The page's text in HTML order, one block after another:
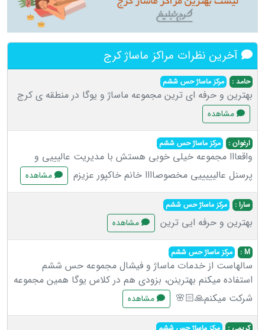
آخرین نظرات مراکز ماساژ کرج
حامد : مرکز ماساژ حس ششم
بهترین و حرفه ای ترین مجموعه ماساژ و یوگا در منطقه ی کرج
مشاهده
ارغوان : مرکز ماساژ حس ششم
واقعااا مجموعه خیلی خوبی هستش با مدیریت عالیییی و
پرسنل عالیییییی مخصوصاااا خانم خاکپور عزیزم
مشاهده
سارا : مرکز ماساژ حس ششم
بهترین و حرفه ایی ترین مشاهده
M : مرکز ماساژ حس ششم
سالهاست از خدمات ماساژ و فیشال مجموعه حس ششم
استفاده میکنم بهترینن، بزودی هم در کلاس یوگا همین مجموعه
شرکت میکنم🙏🏻🌸
مشاهده